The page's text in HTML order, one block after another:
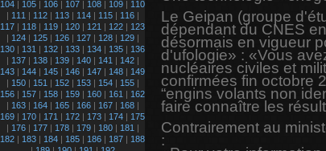
104 | 105 | 106 | 107 | 108 | 109 | 110
| 111 | 112| 113| 114| 115| 116|
117 | 118 | 119 | 120 | 121 | 122 | 123
| 124| 125| 126| 127| 128| 129|
130 | 131 | 132 | 133 | 134 | 135 | 136
| 137| 138| 139| 140| 141 | 142|
143 | 144 | 145 | 146 | 147 | 148 | 149
| 150| 151 | 152| 153| 154| 155|
156 | 157 | 158 | 159 | 160 | 161 | 162
| 163| 164| 165| 166| 167| 168|
169 | 170 | 171 | 172 | 173 | 174 | 175
| 176| 177| 178| 179| 180| 181 |
182 | 183 | 184 | 185 | 186 | 187 | 188
Le Geipan (groupe
dépendant du CNES
désormais en vigueur
d'ufologie» : «Vous
nucléaires civiles et
confirmées fin octobre
“engins volants non
faire connaître les
Contrairement au
: